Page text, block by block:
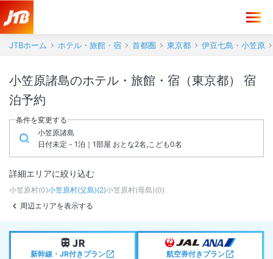
JTBホーム ホテル・旅館・宿 首都圏 東京都 伊豆七島・小笠原
小笠原諸島のホテル・旅館・宿（東京都） 宿
泊予約
条件を変更する
小笠原諸島
日付未定 - 1泊｜1部屋 おとな2名,こども0名
詳細エリアに絞り込む
小笠原村(0)小笠原村(父島)(2)小笠原村(母島)(0)
周辺エリアを表示する
新幹線・JR付きプラン 航空券付きプラン